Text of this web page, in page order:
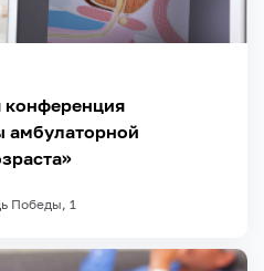
конференция
амбулаторной
Победы, 1